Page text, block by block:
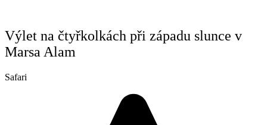
Výlet na čtyřkolkách při západu slunce v
Marsa Alam
Safari